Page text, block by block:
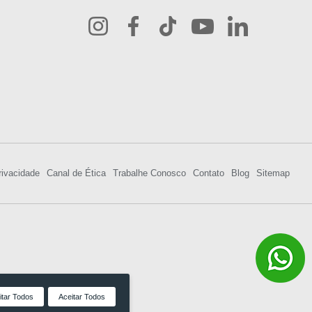
Canal de Ética Trabalhe Conosco Contato Blog Sitemap
Todos Aceitar Todos